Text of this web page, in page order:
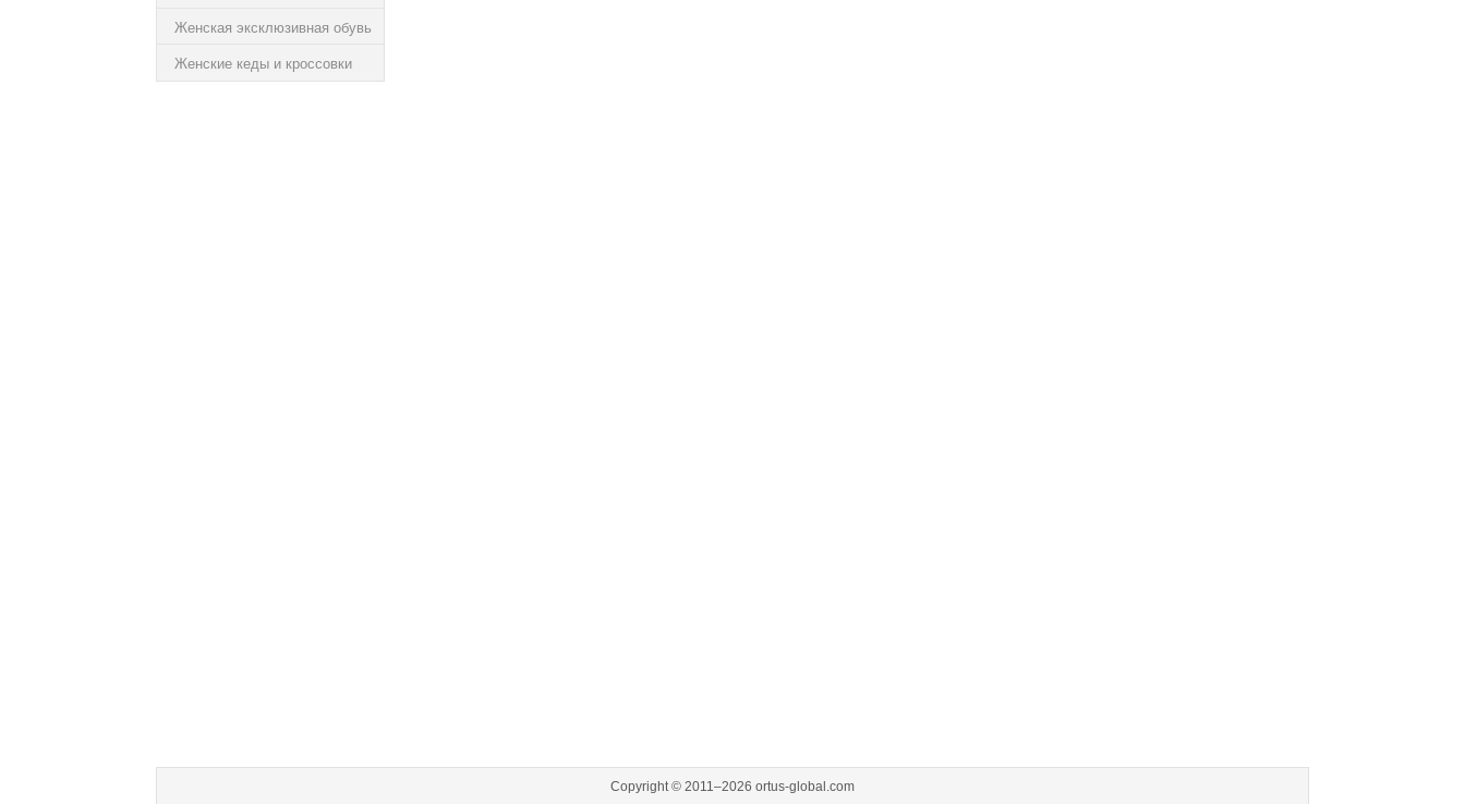
Женская эксклюзивная обувь
Женские кеды и кроссовки
Copyright © 2011–2026 ortus-global.com